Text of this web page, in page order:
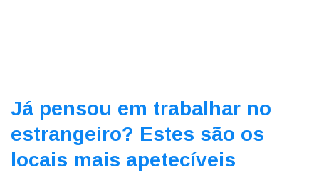
Já pensou em trabalhar no
estrangeiro? Estes são os
locais mais apetecíveis